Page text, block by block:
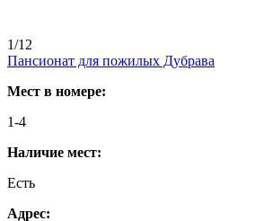
1/12
Пансионат для пожилых Дубрава
Мест в номере:
1-4
Наличие мест:
Есть
Адрес: